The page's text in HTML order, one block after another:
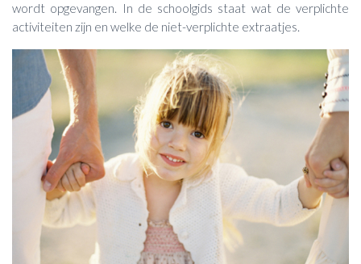
wordt opgevangen. In de schoolgids staat wat de verplichte
activiteiten zijn en welke de niet-verplichte extraatjes.